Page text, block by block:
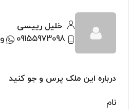
خلیل رییسی
09155973098
درباره این ملک پرس و جو کنید
نام